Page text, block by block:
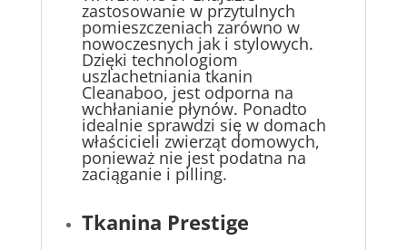
zastosowanie w przytulnych
pomieszczeniach zarówno w
nowoczesnych jak i stylowych.
Dzięki technologiom
uszlachetniania tkanin
Cleanaboo, jest odporna na
wchłanianie płynów. Ponadto
idealnie sprawdzi się w domach
właścicieli zwierząt domowych,
ponieważ nie jest podatna na
zaciąganie i pilling.
Tkanina Prestige